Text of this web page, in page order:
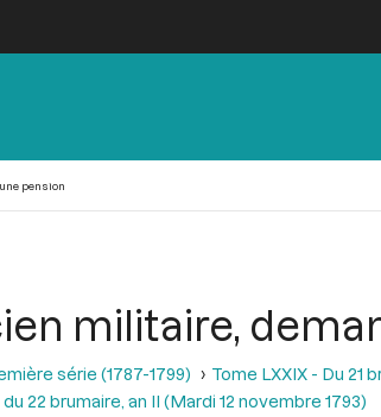
pension
militaire,
série (1787-1799)
Tome LXXIX - Du 21
22 brumaire, an II (Mardi 12 novembre 1793)